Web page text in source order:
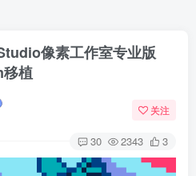
像素工作室专业版
植
关注
30 2343 3